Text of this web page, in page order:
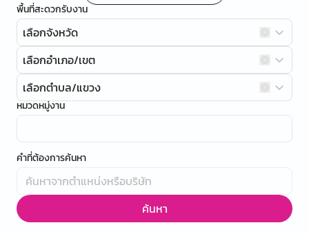
พื้นที่สะดวกรับงาน
เลือกจังหวัด
เลือกอำเภอ/เขต
เลือกตำบล/แขวง
หมวดหมู่งาน
คำที่ต้องการค้นหา
ค้นหา